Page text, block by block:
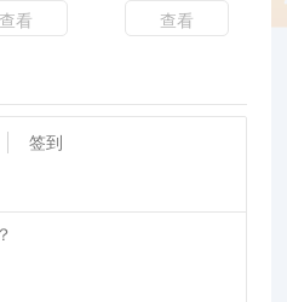
查看 查看
签到